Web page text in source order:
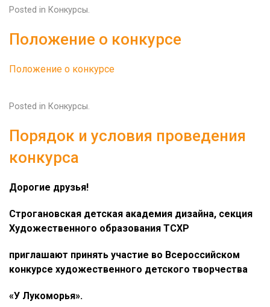
Posted in Конкурсы.
Положение о конкурсе
Положение о конкурсе
Posted in Конкурсы.
Порядок и условия проведения
конкурса
Дорогие друзья!
Строгановская детская академия дизайна, секция
Художественного образования ТСХР
приглашают принять участие во Всероссийском
конкурсе художественного детского творчества
«У Лукоморья».